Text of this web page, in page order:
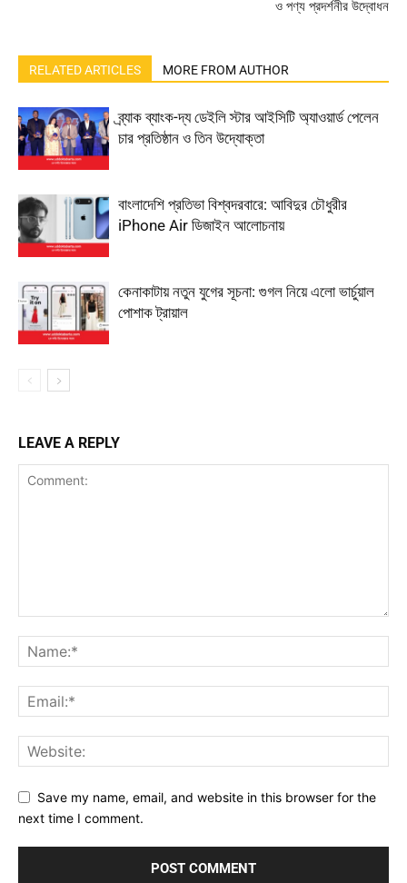
ও পণ্য প্রদর্শনীর উদ্বোধন
RELATED ARTICLES MORE FROM AUTHOR
ব্র্যাক ব্যাংক-দ্য ডেইলি স্টার আইসিটি অ্যাওয়ার্ড পেলেন
চার প্রতিষ্ঠান ও তিন উদ্যোক্তা
বাংলাদেশি প্রতিভা বিশ্বদরবারে: আবিদুর চৌধুরীর
iPhone Air ডিজাইন আলোচনায়
কেনাকাটায় নতুন যুগের সূচনা: গুগল নিয়ে এলো ভার্চুয়াল
পোশাক ট্রায়াল
LEAVE A REPLY
Save my name, email, and website in this browser for the
next time I comment.